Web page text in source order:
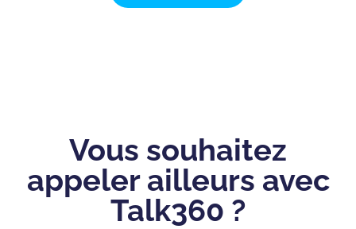
Vous souhaitez
appeler ailleurs avec
Talk360 ?